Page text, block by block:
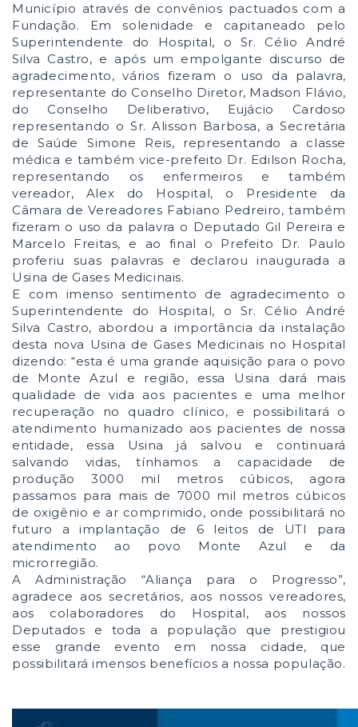
Município através de convênios pactuados com a
Fundação. Em solenidade e capitaneado pelo
Superintendente do Hospital, o Sr. Célio André
Silva Castro, e após um empolgante discurso de
agradecimento, vários fizeram o uso da palavra,
representante do Conselho Diretor, Madson Flávio,
do Conselho Deliberativo, Eujácio Cardoso
representando o Sr. Alisson Barbosa, a Secretária
de Saúde Simone Reis, representando a classe
médica e também vice-prefeito Dr. Edilson Rocha,
representando os enfermeiros e também
vereador, Alex do Hospital, o Presidente da
Câmara de Vereadores Fabiano Pedreiro, também
fizeram o uso da palavra o Deputado Gil Pereira e
Marcelo Freitas, e ao final o Prefeito Dr. Paulo
proferiu suas palavras e declarou inaugurada a
Usina de Gases Medicinais.
E com imenso sentimento de agradecimento o
Superintendente do Hospital, o Sr. Célio André
Silva Castro, abordou a importância da instalação
desta nova Usina de Gases Medicinais no Hospital
dizendo: “esta é uma grande aquisição para o povo
de Monte Azul e região, essa Usina dará mais
qualidade de vida aos pacientes e uma melhor
recuperação no quadro clínico, e possibilitará o
atendimento humanizado aos pacientes de nossa
entidade, essa Usina já salvou e continuará
salvando vidas, tínhamos a capacidade de
produção 3000 mil metros cúbicos, agora
passamos para mais de 7000 mil metros cúbicos
de oxigênio e ar comprimido, onde possibilitará no
futuro a implantação de 6 leitos de UTI para
atendimento ao povo Monte Azul e da
microrregião.
A Administração “Aliança para o Progresso”,
agradece aos secretários, aos nossos vereadores,
aos colaboradores do Hospital, aos nossos
Deputados e toda a população que prestigiou
esse grande evento em nossa cidade, que
possibilitará imensos benefícios a nossa população.